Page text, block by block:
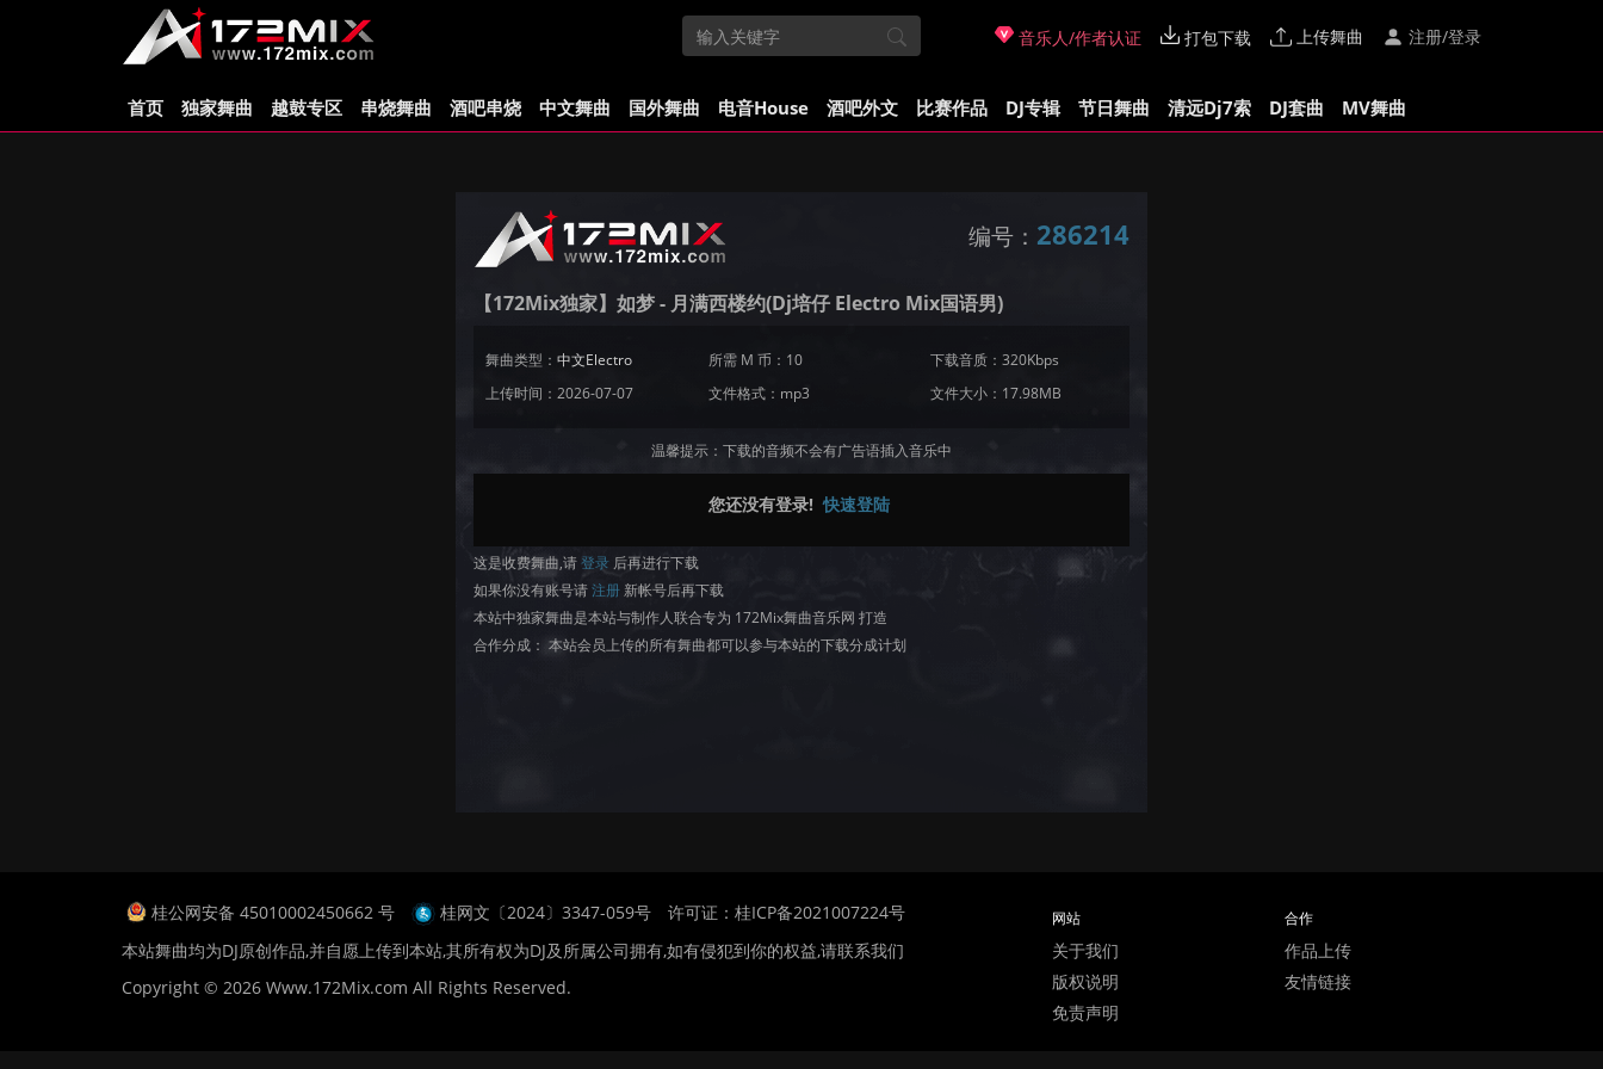
音乐人/作者认证 打包下载 上传舞曲 注册/登录
首页 独家舞曲 越鼓专区 串烧舞曲 酒吧串烧 中文舞曲 国外舞曲 电音House 酒吧外文 比赛作品 DJ专辑 节日舞曲 清远Dj7索 DJ套曲 MV舞曲
编号： 286214
【172Mix独家】如梦 - 月满西楼约(Dj培仔 Electro Mix国语男)
舞曲类型： 中文Electro
上传时间：2026-07-07
所需 M 币：10
文件格式：mp3
下载音质：320Kbps
文件大小：17.98MB
温馨提示：下载的音频不会有广告语插入音乐中
您还没有登录! 快速登陆
这是收费舞曲,请登录 后再进行下载
如果你没有账号请注册 新帐号后再下载
本站中独家舞曲是本站与制作人联合专为 172Mix舞曲音乐网 打造
合作分成： 本站会员上传的所有舞曲都可以参与本站的下载分成计划
桂公网安备 45010002450662 号 桂网文〔2024〕3347-059号
许可证：桂ICP备2021007224号
本站舞曲均为DJ原创作品,并自愿上传到本站,其所有权为DJ及所属公司拥有,如有侵犯到你的权益,请联系我们
Copyright © 2026 Www.172Mix.com All Rights Reserved.
网站
关于我们
版权说明
免责声明
合作
作品上传
友情链接